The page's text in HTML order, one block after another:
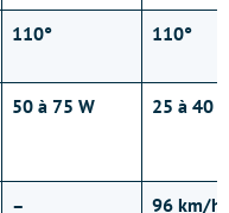
110° 110°
50 à 75 W 25 à 40
–
96 km/